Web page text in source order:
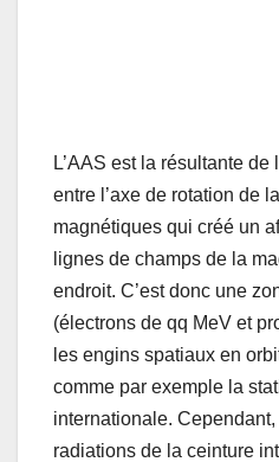
L’AAS est la résultante de
entre l’axe de rotation de
magnétiques qui créé un
lignes de champs de la
endroit. C’est donc une
(électrons de qq MeV et
les engins spatiaux en
comme par exemple la
internationale.
radiations de la ceinture